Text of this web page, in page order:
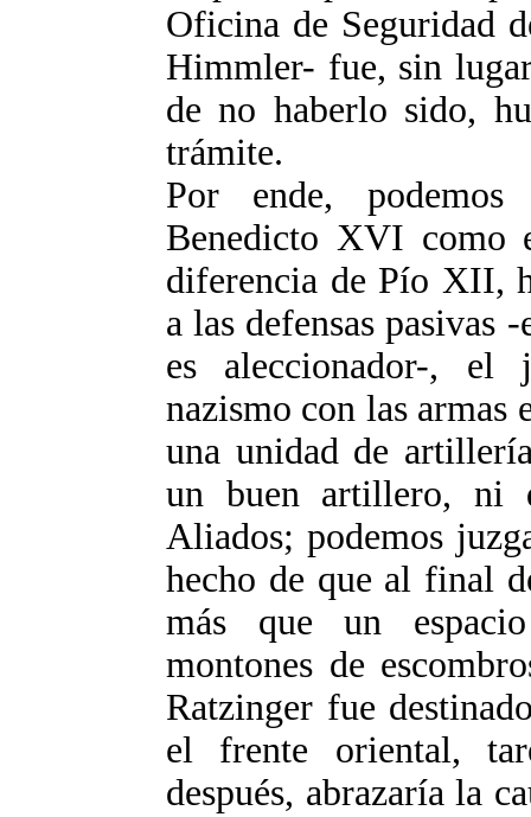
Oficina de Seguridad
Himmler- fue, sin
de no haberlo sido,
trámite.
Por ende, podemos
Benedicto XVI como
diferencia de Pío XII,
a las defensas pasivas
es aleccionador-, el
nazismo con las armas
una unidad de
un buen artillero, ni
Aliados; podemos
hecho de que al final
más que un
montones de
Ratzinger fue
el frente oriental,
después, abrazaría la